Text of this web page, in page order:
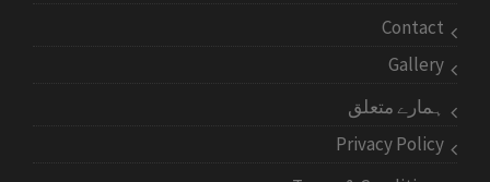
Contact
Gallery
ہمارے متعلق
Privacy Policy